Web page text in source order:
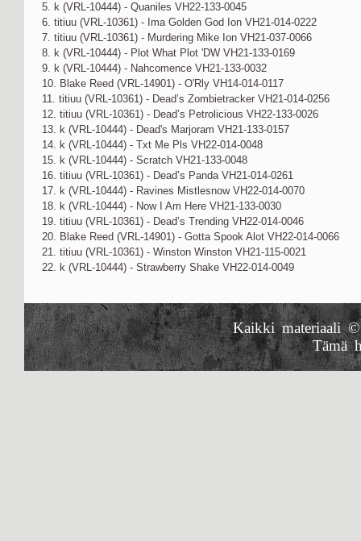
5. k (VRL-10444) - Quaniles VH22-133-0045
6. titiuu (VRL-10361) - Ima Golden God Ion VH21-014-0222
7. titiuu (VRL-10361) - Murdering Mike Ion VH21-037-0066
8. k (VRL-10444) - Plot What Plot 'DW VH21-133-0169
9. k (VRL-10444) - Nahcomence VH21-133-0032
10. Blake Reed (VRL-14901) - O'Rly VH14-014-0117
11. titiuu (VRL-10361) - Dead’s Zombietracker VH21-014-0256
12. titiuu (VRL-10361) - Dead’s Petrolicious VH22-133-0026
13. k (VRL-10444) - Dead's Marjoram VH21-133-0157
14. k (VRL-10444) - Txt Me Pls VH22-014-0048
15. k (VRL-10444) - Scratch VH21-133-0048
16. titiuu (VRL-10361) - Dead’s Panda VH21-014-0261
17. k (VRL-10444) - Ravines Mistlesnow VH22-014-0070
18. k (VRL-10444) - Now I Am Here VH21-133-0030
19. titiuu (VRL-10361) - Dead’s Trending VH22-014-0046
20. Blake Reed (VRL-14901) - Gotta Spook Alot VH22-014-0066
21. titiuu (VRL-10361) - Winston Winston VH21-115-0021
22. k (VRL-10444) - Strawberry Shake VH22-014-0049
Kaikki materiaali
Tämä